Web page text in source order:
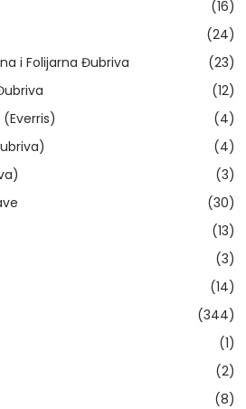
(16)
(24)
i Folijarna Đubriva
(23)
(12)
(4)
(4)
(3)
(30)
(13)
(3)
(14)
(344)
(1)
(2)
(8)